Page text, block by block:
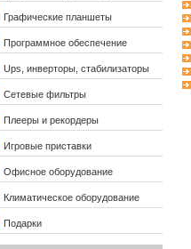
Графические планшеты
Программное обеспечение
Ups, инверторы, стабилизаторы
Сетевые фильтры
Плееры и рекордеры
Игровые приставки
Офисное оборудование
Климатическое оборудование
Подарки